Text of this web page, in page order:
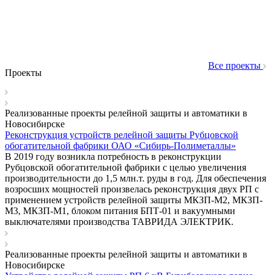
Проекты
Все проекты
Реализованные проекты релейной защиты и автоматики в
Новосибирске
Реконструкция устройств релейной защиты Рубцовской
обогатительной фабрики ОАО «Сибирь-Полиметаллы»
В 2019 году возникла потребность в реконструкции
Рубцовской обогатительной фабрики с целью увеличения
производительности до 1,5 млн.т. руды в год. Для обеспечения
возросших мощностей произвелась реконструкция двух РП с
применением устройств релейной защиты МКЗП-М2, МКЗП-
М3, МКЗП-М1, блоком питания БПТ-01 и вакуумными
выключателями производства ТАВРИДА ЭЛЕКТРИК.
Реализованные проекты релейной защиты и автоматики в
Новосибирске